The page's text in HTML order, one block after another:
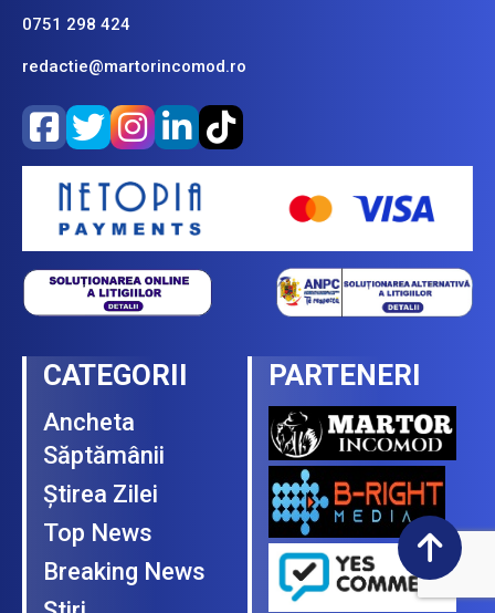
0751 298 424
redactie@martorincomod.ro
CATEGORII
Ancheta
Săptămânii
Ştirea Zilei
Top News
Breaking News
PARTENERI